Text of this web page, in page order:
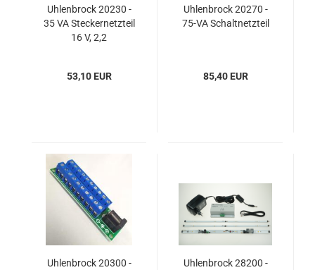
Uhlenbrock 20230 -
35 VA Steckernetzteil
16 V, 2,2
53,10 EUR
Uhlenbrock 20270 -
75-VA Schaltnetzteil
85,40 EUR
Uhlenbrock 20300 -
Uhlenbrock 28200 -